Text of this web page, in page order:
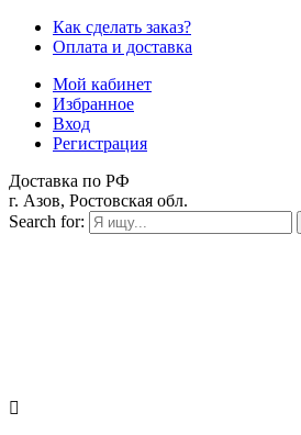
Как сделать заказ?
Оплата и доставка
Мой кабинет
Избранное
Вход
Регистрация
Доставка по РФ
г. Азов, Ростовская обл.
Search for: